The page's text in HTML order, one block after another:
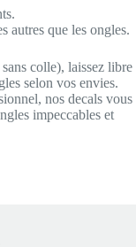
autres que les ongles.
colle), laissez libre
selon vos envies.
nos decals vous
impeccables et